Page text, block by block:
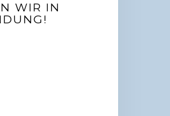
WIR IN